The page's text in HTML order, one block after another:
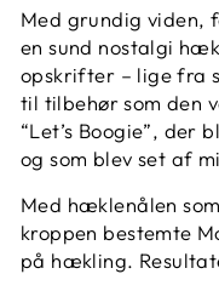
Med grundig viden,
en sund nostalgi
opskrifter – lige fra
til tilbehør som den
“Let’s Boogie”, der
og som blev set af
Med hæklenålen
kroppen bestemte
på hækling.